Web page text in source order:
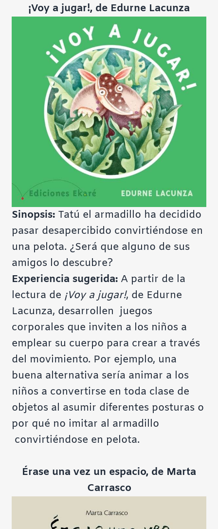
¡Voy a jugar!, de Edurne Lacunza
Sinopsis: Tatú el armadillo ha decidido
pasar desapercibido convirtiéndose en
una pelota. ¿Será que alguno de sus
amigos lo descubre?
Experiencia sugerida: A partir de la
lectura de ¡Voy a jugar!, de Edurne
Lacunza, desarrollen juegos
corporales que inviten a los niños a
emplear su cuerpo para crear a través
del movimiento. Por ejemplo, una
buena alternativa sería animar a los
niños a convertirse en toda clase de
objetos al asumir diferentes posturas o
por qué no imitar al armadillo
convirtiéndose en pelota.
Érase una vez un espacio, de Marta
Carrasco